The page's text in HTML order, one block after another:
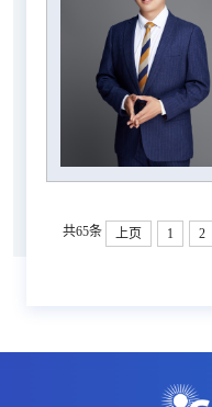
共65条 上页 1 2